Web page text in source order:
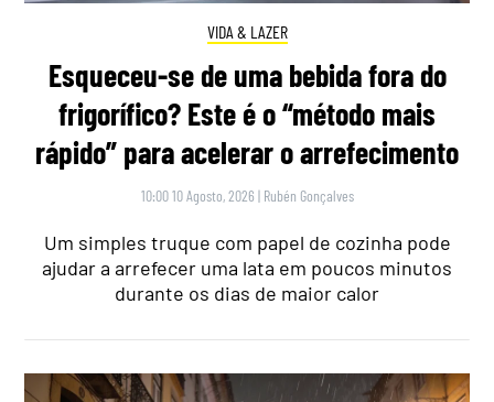
VIDA & LAZER
Esqueceu-se de uma bebida fora do
frigorífico? Este é o “método mais
rápido” para acelerar o arrefecimento
10:00 10 Agosto, 2026 | Rubén Gonçalves
Um simples truque com papel de cozinha pode
ajudar a arrefecer uma lata em poucos minutos
durante os dias de maior calor